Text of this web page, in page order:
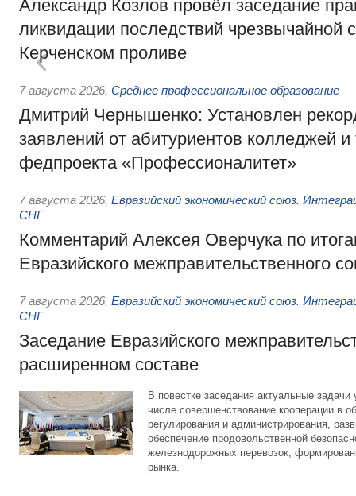
Александр Козлов провёл заседание
ликвидации последствий чрезвычайной
Керченском проливе
7 августа 2026, Среднее профессиональное образование
Дмитрий Чернышенко: Установлен
заявлений от абитуриентов колледжей и
федпроекта «Профессионалитет»
7 августа 2026, Евразийский экономический союз.
СНГ
Комментарий Алексея Оверчука по
Евразийского межправительственного
7 августа 2026, Евразийский экономический союз.
СНГ
Заседание Евразийского
расширенном составе
В повестке заседания актуальные задачи
числе совершенствование кооперации в
регулирования и администрирования,
обеспечение продовольственной
железнодорожных перевозок,
рынка.